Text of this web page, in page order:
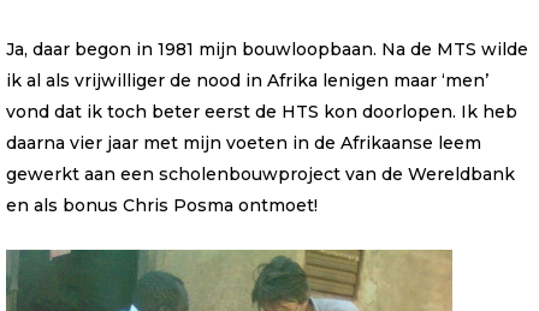
Ja, daar begon in 1981 mijn bouwloopbaan. Na de MTS wilde
ik al als vrijwilliger de nood in Afrika lenigen maar ‘men’
vond dat ik toch beter eerst de HTS kon doorlopen. Ik heb
daarna vier jaar met mijn voeten in de Afrikaanse leem
gewerkt aan een scholenbouwproject van de Wereldbank
en als bonus Chris Posma ontmoet!